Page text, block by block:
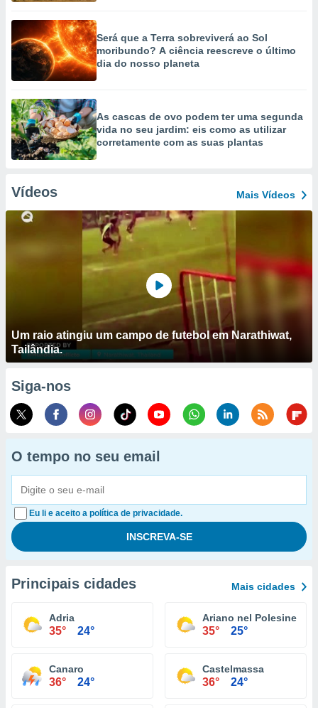
Será que a Terra sobreviverá ao Sol
moribundo? A ciência reescreve o último
dia do nosso planeta
As cascas de ovo podem ter uma segunda
vida no seu jardim: eis como as utilizar
corretamente com as suas plantas
Vídeos Mais Vídeos
Um raio atingiu um campo de futebol em Narathiwat,
Tailândia.
Siga-nos
O tempo no seu email
Eu li e aceito a política de privacidade.
Principais cidades Mais cidades
Adria
35° 24°
Ariano nel Polesine
35° 25°
Canaro
36° 24°
Castelmassa
36° 24°